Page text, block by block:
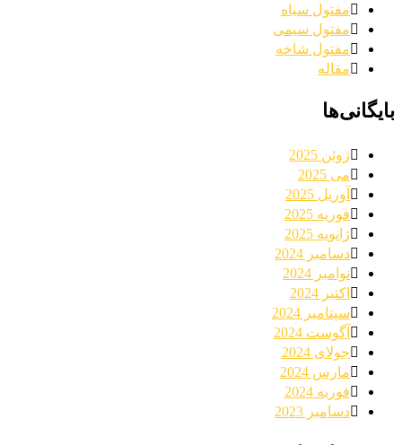
مفتول سیاه
مفتول سیمی
مفتول شاخه
مقاله
بایگانی‌ها
ژوئن 2025
می 2025
آوریل 2025
فوریه 2025
ژانویه 2025
دسامبر 2024
نوامبر 2024
اکتبر 2024
سپتامبر 2024
آگوست 2024
جولای 2024
مارس 2024
فوریه 2024
دسامبر 2023